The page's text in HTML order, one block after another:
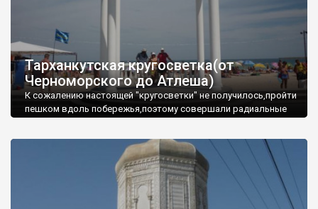
Тарханкутская кругосветка(от
Черноморского до Атлеша)
К сожалению настоящей "кругосветки" не получилось,пройти
пешком вдоль побережья,поэтому совершали радиальные